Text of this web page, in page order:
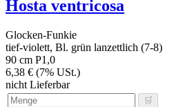
Hosta ventricosa
Glocken-Funkie
tief-violett, Bl. grün lanzettlich (7-8)
90 cm P1,0
6,38 € (7% USt.)
nicht Lieferbar